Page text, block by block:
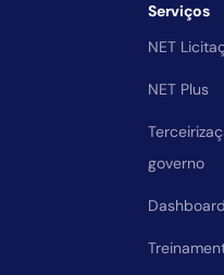
Serviços
NET
NET Plus
governo